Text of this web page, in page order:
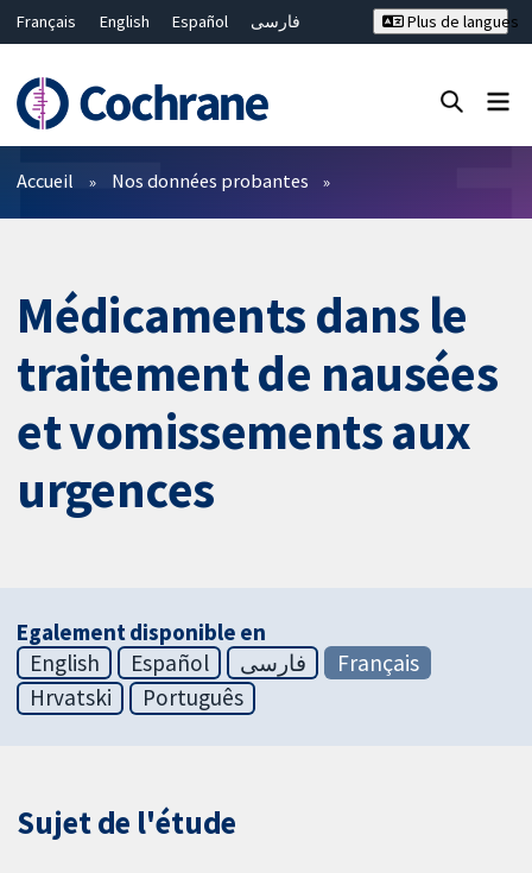
Français English Español
فارسی
Bahasa Malaysia
ไทย
繁體中文
简体中文
Plus de langues
Filtres
Accueil Nos données probantes
Médicaments dans le
traitement de nausées
et vomissements aux
urgences
Egalement disponible en
English
Español فارسی
Français
Hrvatski
Português
Sujet de l'étude